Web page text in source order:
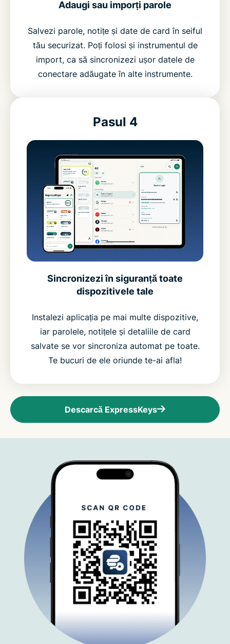
Adaugi sau imporți parole
Salvezi parole, notițe și date de card în seiful
tău securizat. Poți folosi și instrumentul de
import, ca să sincronizezi ușor datele de
conectare adăugate în alte instrumente.
Pasul 4
Sincronizezi în siguranță toate
dispozitivele tale
Instalezi aplicația pe mai multe dispozitive,
iar parolele, notițele și detaliile de card
salvate se vor sincroniza automat pe toate.
Te bucuri de ele oriunde te-ai afla!
Descarcă ExpressKeys